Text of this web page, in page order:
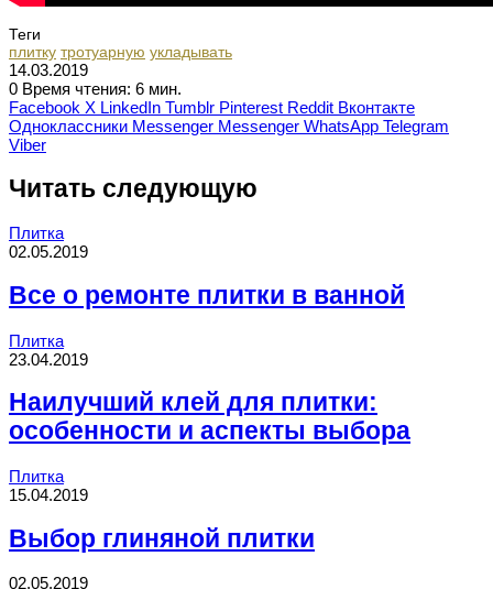
Теги
плитку тротуарную укладывать
14.03.2019
0 Время чтения: 6 мин.
Facebook X LinkedIn Tumblr Pinterest Reddit Вконтакте
Одноклассники Messenger Messenger WhatsApp Telegram
Viber
Читать следующую
Плитка
02.05.2019
Все о ремонте плитки в ванной
Плитка
23.04.2019
Наилучший клей для плитки:
особенности и аспекты выбора
Плитка
15.04.2019
Выбор глиняной плитки
02.05.2019